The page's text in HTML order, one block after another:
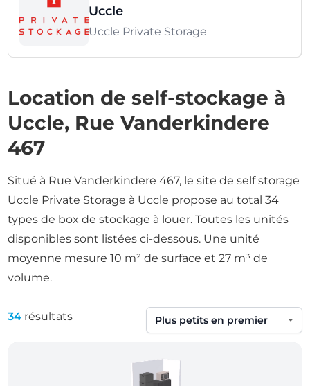
Uccle
Uccle Private Storage
Location de self-stockage à
Uccle, Rue Vanderkindere
467
Situé à Rue Vanderkindere 467, le site de self storage
Uccle Private Storage à Uccle propose au total 34
types de box de stockage à louer. Toutes les unités
disponibles sont listées ci-dessous. Une unité
moyenne mesure 10 m² de surface et 27 m³ de
volume.
34 résultats
Trier par